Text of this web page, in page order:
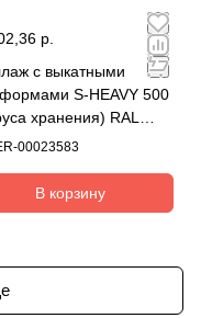
р.
с выкатными
S-HEAVY 500
хранения) RAL
00023583
В корзину